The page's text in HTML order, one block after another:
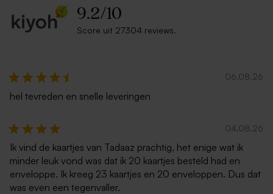
9.2/10
Score uit 27304 reviews.
06.08.26
hel tevreden en snelle leveringen
04.08.26
Ik vind de kaartjes van Tadaaz prachtig, het enige wat ik
minder leuk vond was dat ik 20 kaartjes besteld had en
enveloppe. Ik kreeg 23 kaartjes en 20 enveloppen. Dus dat
was even een tegenvaller.